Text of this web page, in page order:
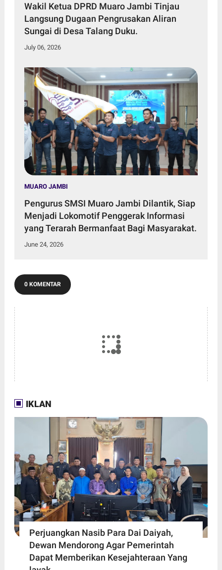
Wakil Ketua DPRD Muaro Jambi Tinjau
Langsung Dugaan Pengrusakan Aliran
Sungai di Desa Talang Duku.
July 06, 2026
MUARO JAMBI
Pengurus SMSI Muaro Jambi Dilantik, Siap
Menjadi Lokomotif Penggerak Informasi
yang Terarah Bermanfaat Bagi Masyarakat.
June 24, 2026
0 KOMENTAR
IKLAN
Perjuangkan Nasib Para Dai Daiyah,
Dewan Mendorong Agar Pemerintah
Dapat Memberikan Kesejahteraan Yang